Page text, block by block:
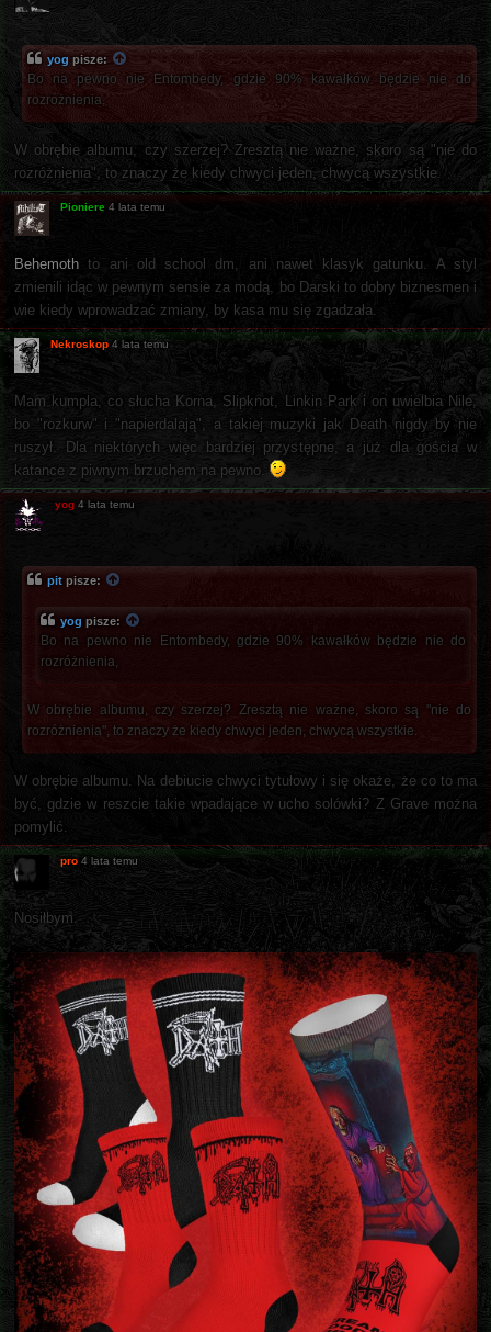
yog pisze:
Bo na pewno nie Entombedy, gdzie 90% kawałków będzie nie do
rozróżnienia,
W obrębie albumu, czy szerzej? Zresztą nie ważne, skoro są "nie do
rozróżnienia", to znaczy że kiedy chwyci jeden, chwycą wszystkie.
Pioniere 4 lata temu
Behemoth to ani old school dm, ani nawet klasyk gatunku. A styl
zmienili idąc w pewnym sensie za modą, bo Darski to dobry biznesmen i
wie kiedy wprowadzać zmiany, by kasa mu się zgadzała.
Nekroskop 4 lata temu
Mam kumpla, co słucha Korna, Slipknot, Linkin Park i on uwielbia Nile,
bo "rozkurw" i "napierdalają", a takiej muzyki jak Death nigdy by nie
ruszył. Dla niektórych więc bardziej przystępne, a już dla gościa w
katance z piwnym brzuchem na pewno.
yog 4 lata temu
pit pisze:
yog pisze:
Bo na pewno nie Entombedy, gdzie 90% kawałków będzie nie do
rozróżnienia,
W obrębie albumu, czy szerzej? Zresztą nie ważne, skoro są "nie do
rozróżnienia", to znaczy że kiedy chwyci jeden, chwycą wszystkie.
W obrębie albumu. Na debiucie chwyci tytułowy i się okaże, że co to ma
być, gdzie w reszcie takie wpadające w ucho solówki? Z Grave można
pomylić.
pro 4 lata temu
Nosiłbym.